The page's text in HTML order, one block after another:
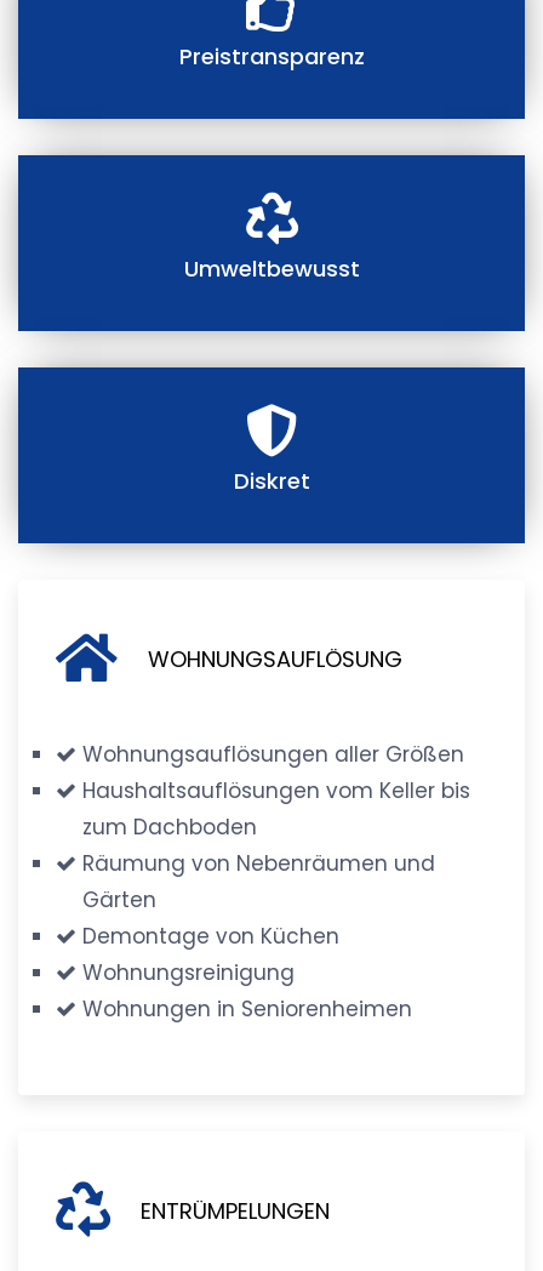
Preistransparenz
Umweltbewusst
Diskret
WOHNUNGSAUFLÖSUNG
Wohnungsauflösungen aller Größen
Haushaltsauflösungen vom Keller bis
zum Dachboden
Räumung von Nebenräumen und
Gärten
Demontage von Küchen
Wohnungsreinigung
Wohnungen in Seniorenheimen
ENTRÜMPELUNGEN